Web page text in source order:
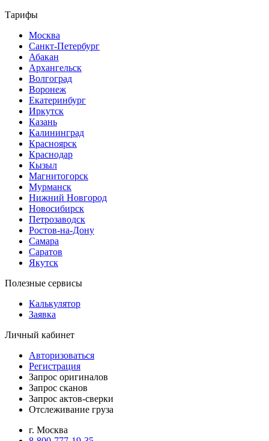
Тарифы
Москва
Санкт-Петербург
Абакан
Архангельск
Волгоград
Воронеж
Екатеринбург
Иркутск
Казань
Калининград
Красноярск
Краснодар
Кызыл
Магнитогорск
Мурманск
Нижний Новгород
Новосибирск
Петрозаводск
Ростов-на-Дону
Самара
Саратов
Якутск
Полезные сервисы
Калькулятор
Заявка
Личный кабинет
Авторизоваться
Регистрация
Запрос оригиналов
Запрос сканов
Запрос актов-сверки
Отслеживание груза
г. Москва